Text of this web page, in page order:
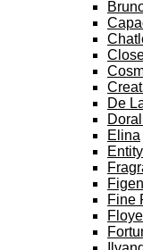
De
Dorall
Elina
Entity
Fine